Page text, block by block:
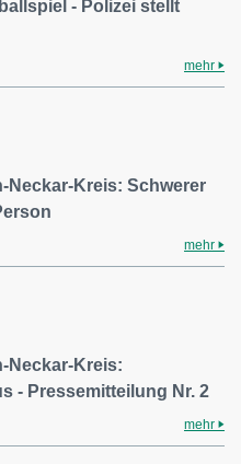
- Polizei stellt
mehr
Neckar-Kreis: Schwerer
mehr
Neckar-Kreis:
- Pressemitteilung Nr. 2
mehr